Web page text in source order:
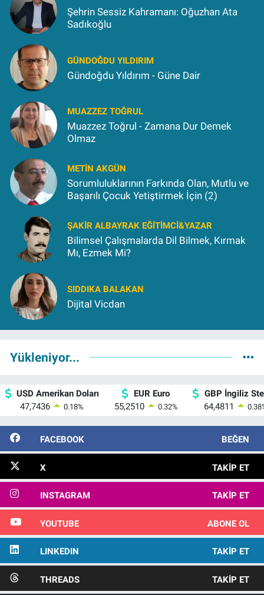
Şehrin Sessiz Kahramanı: Oğuzhan Ata
Sadıkoğlu
GÜNDOĞDU YILDIRIM
Gündoğdu Yıldırım - Güne Dair
MUAZZEZ TOĞRUL
Muazzez Toğrul - Zamana Dur Demek
Olmaz
METIN AKGÜN
Sorumluluklarının Farkında Olan, Mutlu ve
Başarılı Çocuk Yetiştirmek İçin (2)
ŞAKIR ALBAYRAK EĞITIMCI&YAZAR
Bilimsel Çalışmalarda Dil Bilmek, Kırmak
Mı, Ezmek Mi?
SIDDIKA BALAKAN
Dijital Vicdan
Yükleniyor...
USD Amerikan Doları
47,7436
0.18%
EUR Euro
55,2510
0.32%
GBP İngiliz
64,4811
0.38
FACEBOOK BEĞEN
X TAKIP ET
INSTAGRAM TAKIP ET
YOUTUBE ABONE OL
LINKEDIN TAKIP ET
THREADS TAKIP ET